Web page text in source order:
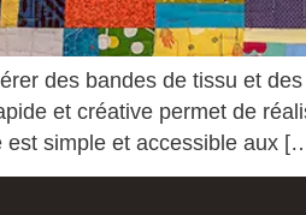
des bandes de tissu et
et créative permet de
est simple et accessible aux